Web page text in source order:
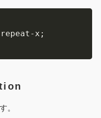
repeat-x ;
。